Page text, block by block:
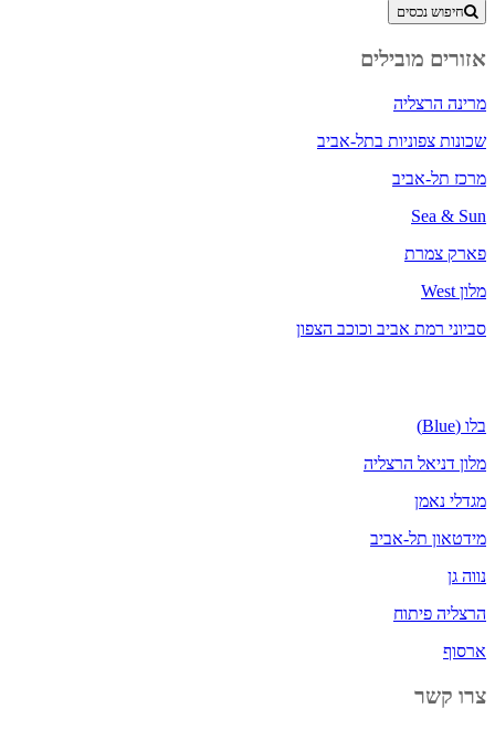
חיפוש נכסים
אזורים מובילים
מרינה הרצליה
שכונות צפוניות בתל-אביב
מרכז תל-אביב
Sea & Sun
פארק צמרת
מלון West
סביוני רמת אביב וכוכב הצפון
בלו (Blue)
מלון דניאל הרצליה
מגדלי נאמן
מידטאון תל-אביב
נווה גן
הרצליה פיתוח
ארסוף
צרו קשר